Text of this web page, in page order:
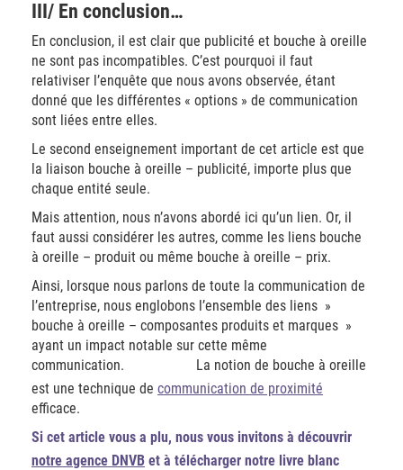
III/ En conclusion…
En conclusion, il est clair que publicité et bouche à oreille
ne sont pas incompatibles. C’est pourquoi il faut
relativiser l’enquête que nous avons observée, étant
donné que les différentes « options » de communication
sont liées entre elles.
Le second enseignement important de cet article est que
la liaison bouche à oreille – publicité, importe plus que
chaque entité seule.
Mais attention, nous n’avons abordé ici qu’un lien. Or, il
faut aussi considérer les autres, comme les liens bouche
à oreille – produit ou même bouche à oreille – prix.
Ainsi, lorsque nous parlons de toute la communication de
l’entreprise, nous englobons l’ensemble des liens »
bouche à oreille – composantes produits et marques »
ayant un impact notable sur cette même
communication. La notion de bouche à oreille
est une technique de communication de proximité
efficace.
Si cet article vous a plu, nous vous invitons à découvrir
notre agence DNVB et à télécharger notre livre blanc